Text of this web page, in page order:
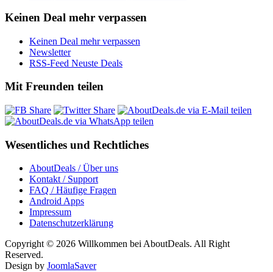
Keinen Deal mehr verpassen
Keinen Deal mehr verpassen
Newsletter
RSS-Feed Neuste Deals
Mit Freunden teilen
Wesentliches und Rechtliches
AboutDeals / Über uns
Kontakt / Support
FAQ / Häufige Fragen
Android Apps
Impressum
Datenschutzerklärung
Copyright © 2026 Willkommen bei AboutDeals. All Right
Reserved.
Design by JoomlaSaver